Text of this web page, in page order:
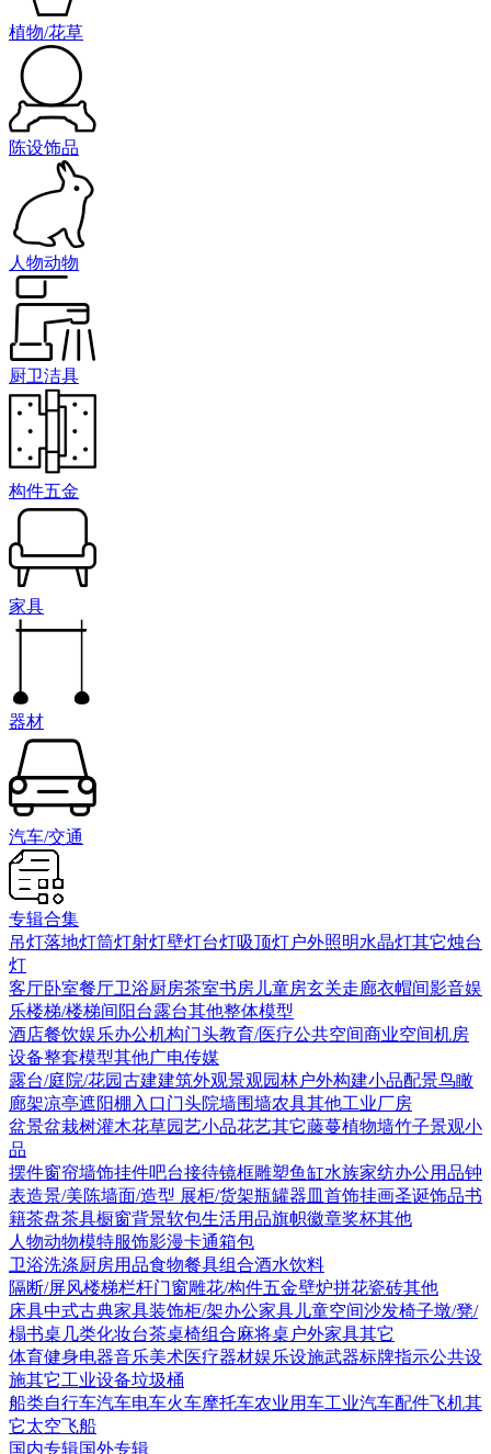
植物/花草
陈设饰品
人物动物
厨卫洁具
构件五金
家具
器材
汽车/交通
专辑合集
吊灯落地灯筒灯射灯壁灯台灯吸顶灯户外照明水晶灯其它烛台
灯
客厅卧室餐厅卫浴厨房茶室书房 儿童房玄关走廊衣帽间影音娱
乐楼梯/楼梯间 阳台露台其他整体模型
酒店餐饮娱乐办公机构门头教育/医疗公共空间商业空间机房
设备整套模型其他广电传媒
露台/庭院/花园古建建筑外观景观园林户外构建小品配景鸟瞰
廊架凉亭遮阳棚 入口门头院墙围墙农具其他工业厂房
盆景盆栽树灌木花草园艺小品花艺其它藤蔓植物墙竹子景观小
品
摆件窗帘墙饰挂件吧台接待镜框雕塑鱼缸水族家纺办公用品钟
表造景/美陈墙面/造型 展柜/货架瓶罐器皿 首饰挂画圣诞饰品书
籍茶盘茶具橱窗背景软包生活用品旗帜徽章奖杯其他
人物动物模特服饰影漫卡通箱包
卫浴洗涤厨房用品食物餐具组合酒水饮料
隔断/屏风楼梯栏杆门窗雕花/构件五金壁炉拼花瓷砖其他
床具中式古典家具装饰柜/架办公家具 儿童空间沙发椅子墩/凳/
榻书桌 几类化妆台茶桌椅组合麻将桌 户外家具其它
体育健身电器音乐美术医疗器材娱乐设施武器标牌指示公共设
施其它工业设备垃圾桶
船类自行车汽车电车火车摩托车农业用车工业汽车配件飞机其
它太空飞船
国内专辑国外专辑